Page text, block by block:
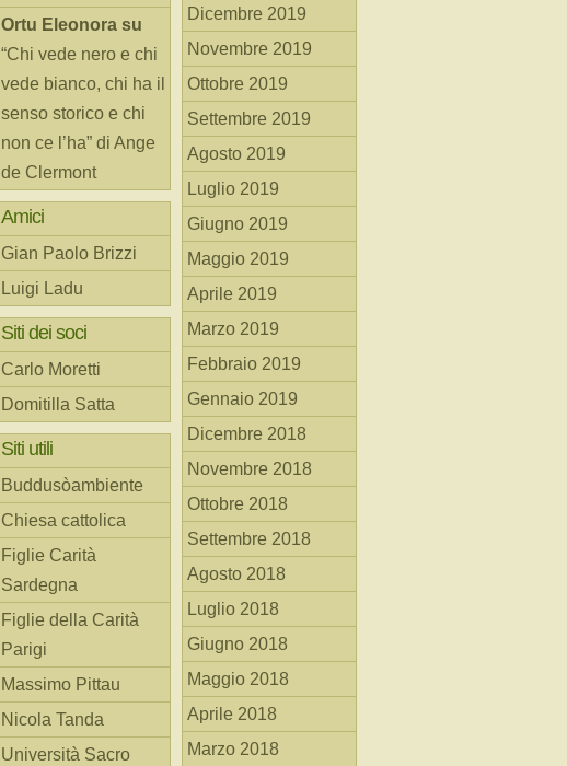
Ortu Eleonora su
“Chi vede nero e chi
vede bianco, chi ha il
senso storico e chi
non ce l’ha” di Ange
de Clermont
Amici
Gian Paolo Brizzi
Luigi Ladu
Siti dei soci
Carlo Moretti
Domitilla Satta
Siti utili
Buddusòambiente
Chiesa cattolica
Figlie Carità
Sardegna
Figlie della Carità
Parigi
Massimo Pittau
Nicola Tanda
Università Sacro
Dicembre 2019
Novembre 2019
Ottobre 2019
Settembre 2019
Agosto 2019
Luglio 2019
Giugno 2019
Maggio 2019
Aprile 2019
Marzo 2019
Febbraio 2019
Gennaio 2019
Dicembre 2018
Novembre 2018
Ottobre 2018
Settembre 2018
Agosto 2018
Luglio 2018
Giugno 2018
Maggio 2018
Aprile 2018
Marzo 2018